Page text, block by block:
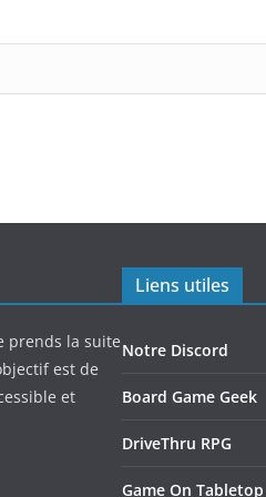
prends la suite
est de
et
Liens utiles
Notre Discord
Board Game Geek
DriveThru RPG
Game On Tabletop